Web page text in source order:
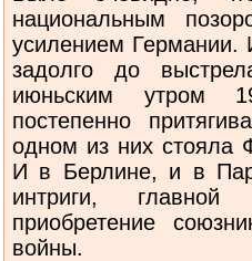
национальным
усилением Германии.
задолго до
июньским утром
постепенно
одном из них стояла
И в Берлине, и в
интриги,
приобретение
войны.